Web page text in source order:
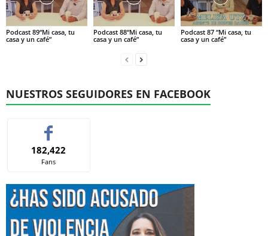
Podcast 89“Mi casa, tu
casa y un café”
Podcast 88“Mi casa, tu
casa y un café”
Podcast 87 “Mi casa, tu
casa y un café”
NUESTROS SEGUIDORES EN FACEBOOK
182,422
Fans